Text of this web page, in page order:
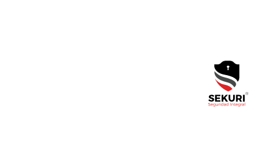
equal_height=”yes” margin_top=”55″ margin_bottom=”5″
css=”.vc_custom_1552429740620{padding-top: 30px
!important;padding-bottom: 15px !important;}” el_id=”nosotros”]